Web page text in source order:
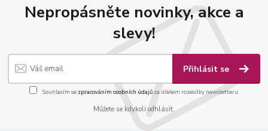
Nepropásněte novinky, akce a
slevy!
Přihlásit se
Souhlasím se zpracováním osobních údajůza účelem rozesílky newsletteru.
Můžete se kdykoli odhlásit.